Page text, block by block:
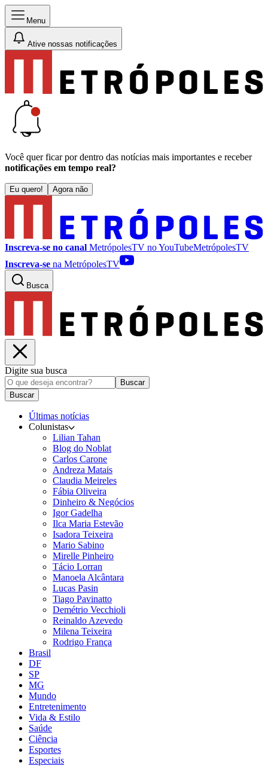
Menu
Ative nossas notificações
Você quer ficar por dentro das notícias mais importantes e receber
notificações em tempo real?
Eu quero! Agora não
Inscreva-se no canal MetrópolesTV noYouTubeMetrópolesTV
Inscreva-se na MetrópolesTV
Busca
Digite sua busca
Buscar
Buscar
Últimas notícias
Colunistas
Lilian Tahan
Blog do Noblat
Carlos Carone
Andreza Matais
Claudia Meireles
Fábia Oliveira
Dinheiro & Negócios
Igor Gadelha
Ilca Maria Estevão
Isadora Teixeira
Mario Sabino
Mirelle Pinheiro
Tácio Lorran
Manoela Alcântara
Lucas Pasin
Tiago Pavinatto
Demétrio Vecchioli
Reinaldo Azevedo
Milena Teixeira
Rodrigo França
Brasil
DF
SP
MG
Mundo
Entretenimento
Vida & Estilo
Saúde
Ciência
Esportes
Especiais